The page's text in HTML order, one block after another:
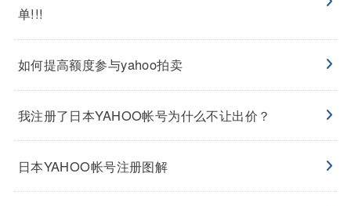
单!!!
如何提高额度参与yahoo拍卖
我注册了日本YAHOO帐号为什么不让出价？
日本YAHOO帐号注册图解